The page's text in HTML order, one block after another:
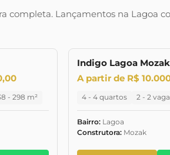
completa. Lançamentos na Lagoa
- 298 m²
JANEIRO/2024
Indigo Lagoa Mozak
A partir de R$
4 - 4 quartos 2 - 2
Bairro: Lagoa
Construtora: Mozak